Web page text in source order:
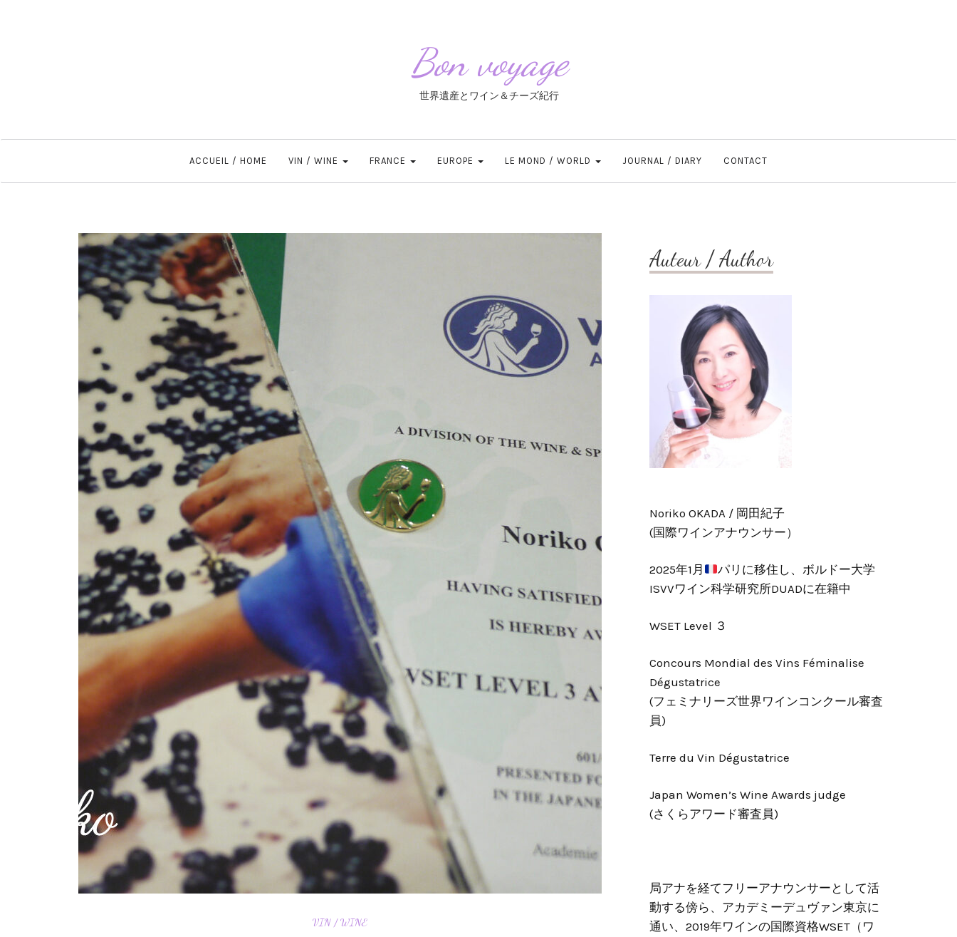
Bon voyage
世界遺産とワイン＆チーズ紀行
ACCUEIL / HOME VIN / WINE FRANCE EUROPE LE MOND / WORLD JOURNAL / DIARY CONTACT
VIN / WINE
Auteur / Author
Noriko OKADA / 岡田紀子
(国際ワインアナウンサー）
2025年1月
パリに移住し、ボルドー大学
ISVVワイン科学研究所DUADに在籍中
WSET Level ３
Concours Mondial des Vins Féminalise
Dégustatrice
(フェミナリーズ世界ワインコンクール審査
員)
Terre du Vin Dégustatrice
Japan Women’s Wine Awards judge
(さくらアワード審査員)
局アナを経てフリーアナウンサーとして活
動する傍ら、アカデミーデュヴァン東京に
通い、2019年ワインの国際資格WSET（ワ